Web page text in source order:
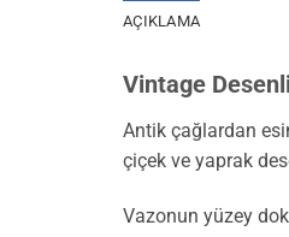
AÇIKLAMA
Vintage
Antik çağlardan
çiçek ve yaprak
Vazonun yüzey